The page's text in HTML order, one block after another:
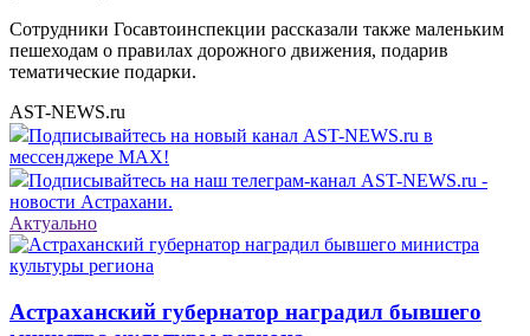
Сотрудники Госавтоинспекции рассказали также маленьким
пешеходам о правилах дорожного движения, подарив
тематические подарки.
AST-NEWS.ru
Подписывайтесь на новый канал AST-NEWS.ru в
мессенджере MAX!
Подписывайтесь на наш телеграм-канал AST-NEWS.ru -
новости Астрахани.
Актуально
Астраханский губернатор наградил бывшего